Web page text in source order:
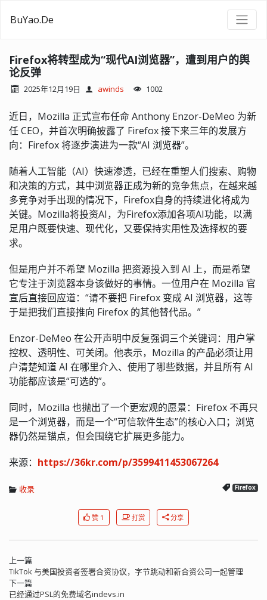
BuYao.De
Firefox将转型成为“现代AI浏览器”，遭到用户的舆
论反弹
2025年12月19日 awinds 1002
近日，Mozilla 正式宣布任命 Anthony Enzor-DeMeo 为新
任 CEO，并首次明确披露了 Firefox 接下来三年的发展方
向：Firefox 将逐步演进为一款“AI 浏览器”。
随着人工智能（AI）快速渗透，已经在重塑人们搜索、购物
和决策的方式，其中浏览器正成为新的竞争焦点，在越来越
多竞争对手出现的情况下，Firefox自身的持续进化将成为
关键。Mozilla将投资AI，为Firefox添加各项AI功能，以满
足用户既要快速、现代化，又要保持实用性及选择权的要
求。
但是用户并不希望 Mozilla 把资源投入到 AI 上，而是希望
它专注于浏览器本身该做好的事情。一位用户在 Mozilla 官
宣后直接回应道：“请不要把 Firefox 变成 AI 浏览器，这等
于是把我们直接推向 Firefox 的其他替代品。”
Enzor-DeMeo 在公开声明中反复强调三个关键词：用户掌
控权、透明性、可关闭。他表示，Mozilla 的产品必须让用
户清楚知道 AI 在哪里介入、使用了哪些数据，并且所有 AI
功能都应该是“可选的”。
同时，Mozilla 也抛出了一个更宏观的愿景：Firefox 不再只
是一个浏览器，而是一个“可信软件生态”的核心入口；浏览
器仍然是锚点，但会围绕它扩展更多能力。
来源： https://36kr.com/p/3599411453067264
收录 Firefox
赞 1 打赏 分享
上一篇
TikTok 与美国投资者签署合资协议，字节跳动和新合资公司一起管理
下一篇
已经通过PSL的免费域名indevs.in